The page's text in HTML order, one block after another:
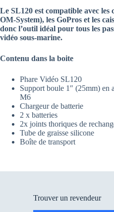
Le SL120 est compatible avec les
OM-System), les GoPros et les
donc l’outil idéal pour tous les
vidéo sous-marine.
Contenu dans la boite
Phare Vidéo SL120
Support boule 1″ (25mm) en
M6
Chargeur de batterie
2 x batteries
2x joints thoriques de
Tube de graisse silicone
Boîte de transport
Trouver un revendeur